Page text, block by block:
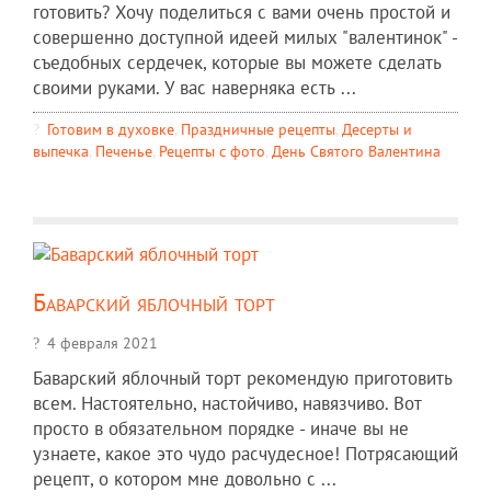
готовить? Хочу поделиться с вами очень простой и
совершенно доступной идеей милых "валентинок" -
съедобных сердечек, которые вы можете сделать
своими руками. У вас наверняка есть ...
Готовим в духовке, Праздничные рецепты, Десерты и
выпечка, Печенье, Рецепты c фото, День Святого Валентина
Баварский яблочный торт
4 февраля 2021
Баварский яблочный торт рекомендую приготовить
всем. Настоятельно, настойчиво, навязчиво. Вот
просто в обязательном порядке - иначе вы не
узнаете, какое это чудо расчудесное! Потрясающий
рецепт, о котором мне довольно с ...